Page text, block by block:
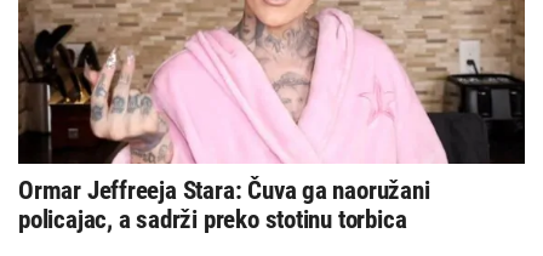
Ormar Jeffreeja Stara: Čuva ga naoružani
policajac, a sadrži preko stotinu torbica